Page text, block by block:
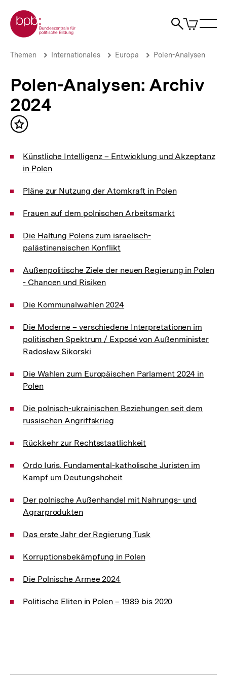
zum
Seiteninhalt
springen
Zur Startseite der bpb
Suche
Artikel
im
Polen-
2024
Polen-
Analysen
bpb.de
Brotkrümelnavigation
Pfadnavigation
Themen Internationales Europa Polen-Analysen
Polen-Analysen: Archiv
2024
Inhalt
Künstliche Intelligenz – Entwicklung und Akzeptanz
in Polen
Pläne zur Nutzung der Atomkraft in Polen
Frauen auf dem polnischen Arbeitsmarkt
Die Haltung Polens zum israelisch-
palästinensischen Konflikt
Außenpolitische Ziele der neuen Regierung in Polen
- Chancen und Risiken
Die Kommunalwahlen 2024
Die Moderne – verschiedene Interpretationen im
politischen Spektrum / Exposé von Außenminister
Radosław Sikorski
Die Wahlen zum Europäischen Parlament 2024 in
Polen
Die polnisch-ukrainischen Beziehungen seit dem
russischen Angriffskrieg
Rückkehr zur Rechtsstaatlichkeit
Ordo Iuris. Fundamental-katholische Juristen im
Kampf um Deutungshoheit
Der polnische Außenhandel mit Nahrungs- und
Agrarprodukten
Das erste Jahr der Regierung Tusk
Korruptionsbekämpfung in Polen
Die Polnische Armee 2024
Politische Eliten in Polen – 1989 bis 2020